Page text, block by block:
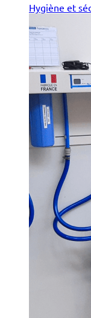
Hygiène et